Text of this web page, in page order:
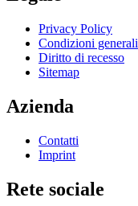
Privacy Policy
Condizioni generali
Diritto di recesso
Sitemap
Azienda
Contatti
Imprint
Rete sociale